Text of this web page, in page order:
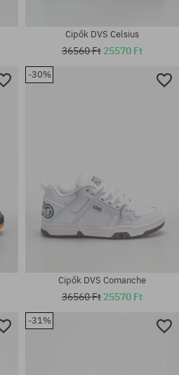
Elérhető méretek:
Cipők DVS Celsius
36560 Ft 25570 Ft
-30%
Cipők DVS Comanche
36560 Ft 25570 Ft
-31%